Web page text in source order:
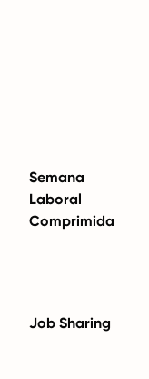
Semana
Laboral
Comprimida
Job Sharing